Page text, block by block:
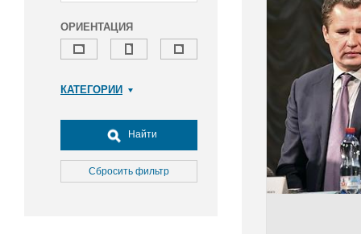
ОРИЕНТАЦИЯ
КАТЕГОРИИ
Досуг, туризм и отдых
Культура
Медицина
Найти
Сбросить фильтр